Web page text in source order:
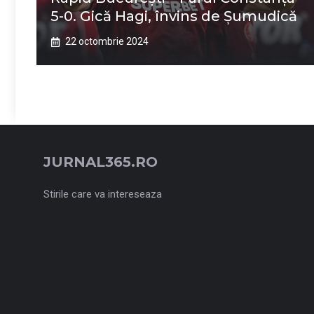
5-0. Gică Hagi, învins de Șumudică
22 octombrie 2024
JURNAL365.RO
Stirile care va intereseaza